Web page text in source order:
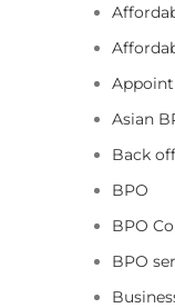
Asian
Back
BPO
BPO
BPO